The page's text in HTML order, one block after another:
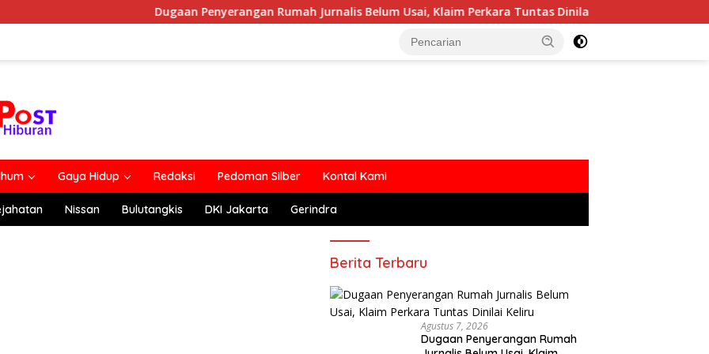
Dugaan Penyerangan Rumah Jurnalis Belum Usai, Klaim Perkara Tuntas Dinilai Keliru
Gaya Hidup Redaksi Pedoman Silber Kontal Kami
Nissan Bulutangkis DKI Jakarta Gerindra
Berita Terbaru
Agustus 7, 2026
Dugaan Penyerangan Rumah